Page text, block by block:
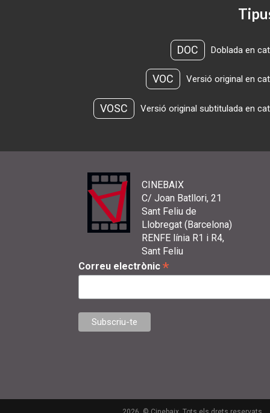
DOC Doblada en
VOC Versió original en
VOSC Versió original subtitulada en
CINEBAIX
C/ Joan Batllori, 21
Sant Feliu de
Llobregat (Barcelona)
RENFE línia R1 i R4,
Sant Feliu
Correu electrònic *